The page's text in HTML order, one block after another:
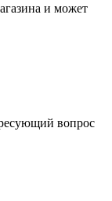
и может
вопрос